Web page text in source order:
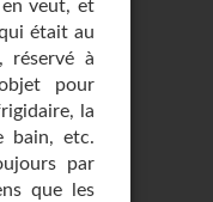
veut, et
était au
réservé à
pour
la
bain, etc.
par
que les